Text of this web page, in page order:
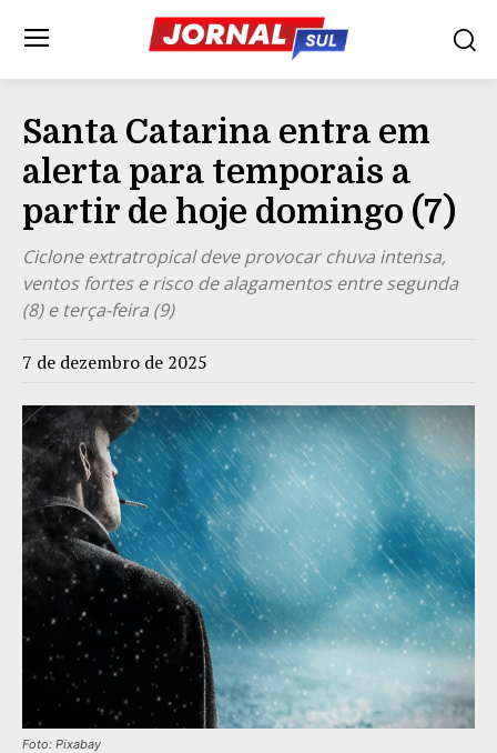
Santa Catarina entra em
alerta para temporais a
partir de hoje domingo (7)
Ciclone extratropical deve provocar chuva intensa,
ventos fortes e risco de alagamentos entre segunda
(8) e terça-feira (9)
7 de dezembro de 2025
Foto: Pixabay